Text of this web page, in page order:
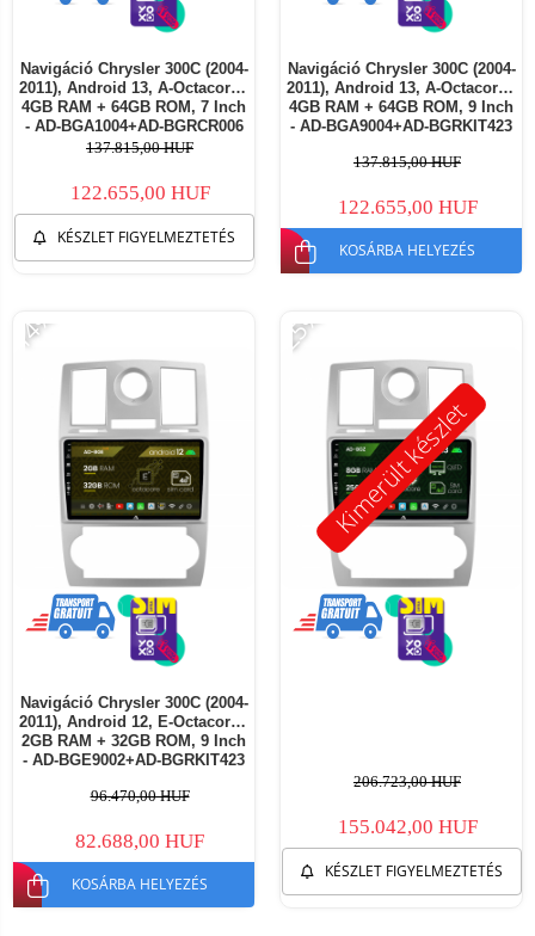
Navigáció Chrysler 300C (2004-
2011), Android 13, A-Octacore /
4GB RAM + 64GB ROM, 7 Inch
- AD-BGA1004+AD-BGRCR006
137.815,00 HUF
122.655,00 HUF
KÉSZLET FIGYELMEZTETÉS
Navigáció Chrysler 300C (2004-
2011), Android 13, A-Octacore /
4GB RAM + 64GB ROM, 9 Inch
- AD-BGA9004+AD-BGRKIT423
137.815,00 HUF
122.655,00 HUF
KOSÁRBA HELYEZÉS
-14%
Navigáció Chrysler 300C (2004-
2011), Android 12, E-Octacore /
2GB RAM + 32GB ROM, 9 Inch
- AD-BGE9002+AD-BGRKIT423
96.470,00 HUF
82.688,00 HUF
KOSÁRBA HELYEZÉS
Kimerült készlet
-25%
206.723,00 HUF
155.042,00 HUF
KÉSZLET FIGYELMEZTETÉS